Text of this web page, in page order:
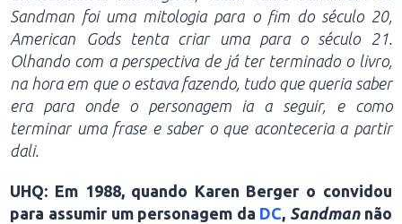
Sandman foi uma mitologia para o fim do século 20,
American Gods tenta criar uma para o século 21.
Olhando com a perspectiva de já ter terminado o livro,
na hora em que o estava fazendo, tudo que queria saber
era para onde o personagem ia a seguir, e como
terminar uma frase e saber o que aconteceria a partir
dali.
UHQ: Em 1988, quando Karen Berger o convidou
para assumir um personagem da DC, Sandmannão